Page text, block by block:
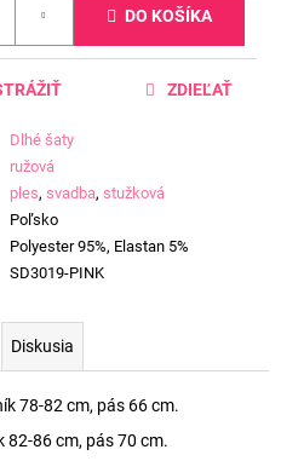
DO KOŠÍKA
Dlhé šaty
ružová
ples, svadba, stužková
Poľsko
Polyester 95%, Elastan 5%
SD3019-PINK
ZDIEĽAŤ
Diskusia
78-82 cm, pás 66 cm.
82-86 cm, pás 70 cm.